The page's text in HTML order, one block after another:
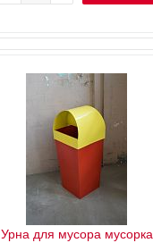
Урна для мусора мусорка